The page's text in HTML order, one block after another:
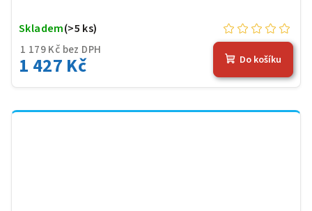
1 179 Kč bez DPH
1 427 Kč
Skladem(>5 ks)
Do košíku